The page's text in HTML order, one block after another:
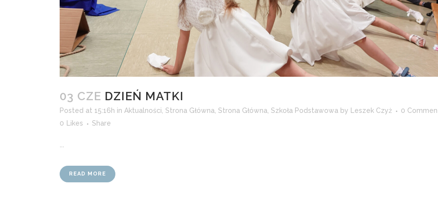
03 CZE DZIEŃ MATKI
Posted at 15:16h in Aktualności Strona Główna Strona Główna Szkoła Podstawowa by Leszek Czyż
0
0
Likes Share
READ MORE